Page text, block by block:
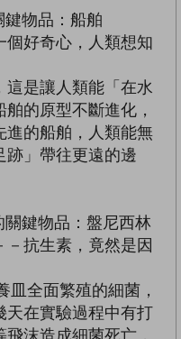
物品：船舶
個好奇心，人類想知
這是讓人類能「在水
的原型不斷進化，
進的船舶，人類能無
跡」帶往更遠的邊
鍵物品：盤尼西林
抗生素，竟然是因
皿全面繁殖的細菌，
天在實驗過程中有打